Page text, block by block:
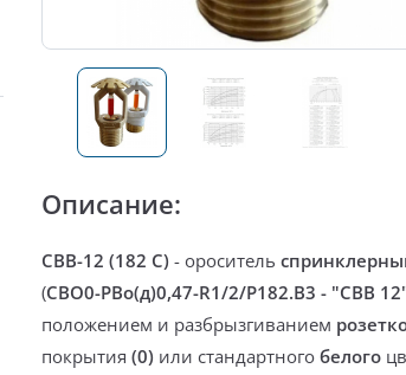
Описание:
СВВ-12 (182 С) - ороситель
(CBO0-PBо(д)0,47-R1/2/P182.B3 - "CBB
положением и разбрызгиванием
покрытия (0) или стандартного белого